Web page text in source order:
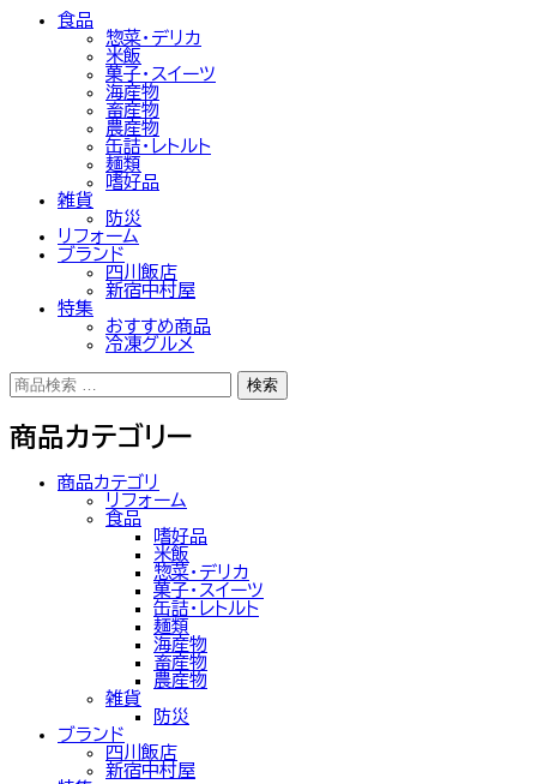
食品
惣菜・デリカ
米飯
菓子・スイーツ
海産物
畜産物
農産物
缶詰・レトルト
麺類
嗜好品
雑貨
防災
リフォーム
ブランド
四川飯店
新宿中村屋
特集
おすすめ商品
冷凍グルメ
検
索
象:
検索
商品カテゴリー
商品カテゴリ
リフォーム
食品
嗜好品
米飯
惣菜・デリカ
菓子・スイーツ
缶詰・レトルト
麺類
海産物
畜産物
農産物
雑貨
防災
ブランド
四川飯店
新宿中村屋